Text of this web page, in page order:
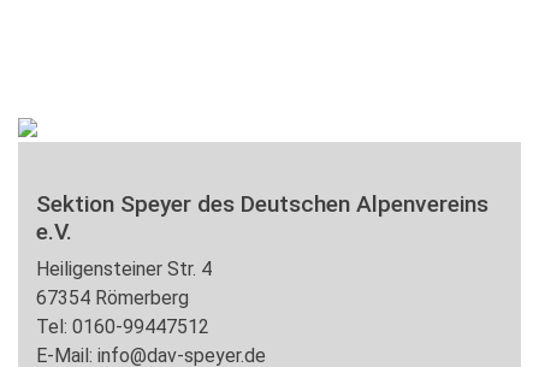
Sektion Speyer des Deutschen Alpenvereins
e.V.
Heiligensteiner Str. 4
67354 Römerberg
Tel: 0160-99447512
E-Mail: info@dav-speyer.de